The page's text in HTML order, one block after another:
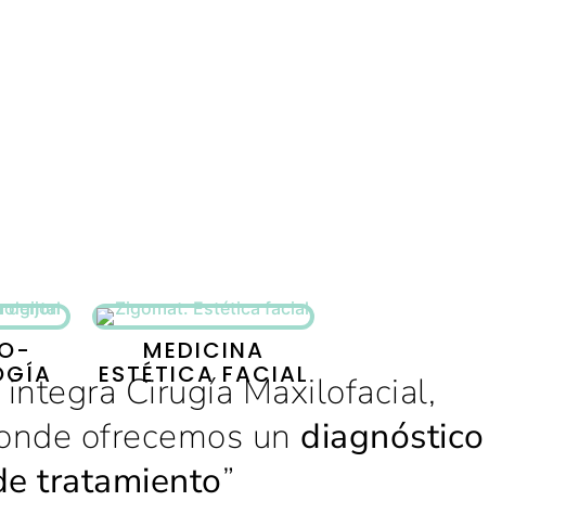
MEDICINA
ESTÉTICA FACIAL
Cirugía Maxilofacial,
ofrecemos un diagnóstico
tratamiento”